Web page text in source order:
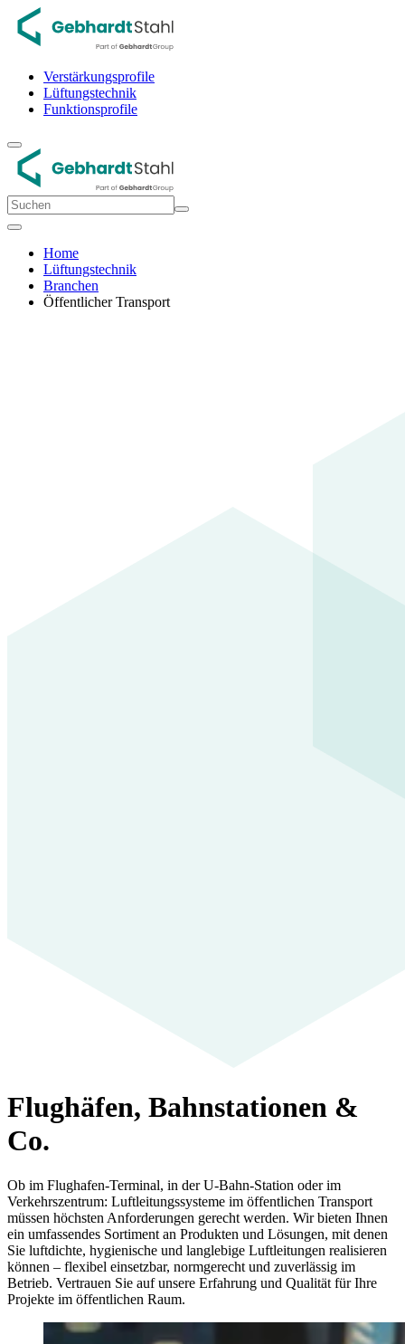
Verstärkungsprofile
Lüftungstechnik
Funktionsprofile
Home
Lüftungstechnik
Branchen
Öffentlicher Transport
Flughäfen, Bahnstationen &
Co.
Ob im Flughafen-Terminal, in der U-Bahn-Station oder im
Verkehrszentrum: Luftleitungssysteme im öffentlichen Transport
müssen höchsten Anforderungen gerecht werden. Wir bieten Ihnen
ein umfassendes Sortiment an Produkten und Lösungen, mit denen
Sie luftdichte, hygienische und langlebige Luftleitungen realisieren
können – flexibel einsetzbar, normgerecht und zuverlässig im
Betrieb. Vertrauen Sie auf unsere Erfahrung und Qualität für Ihre
Projekte im öffentlichen Raum.